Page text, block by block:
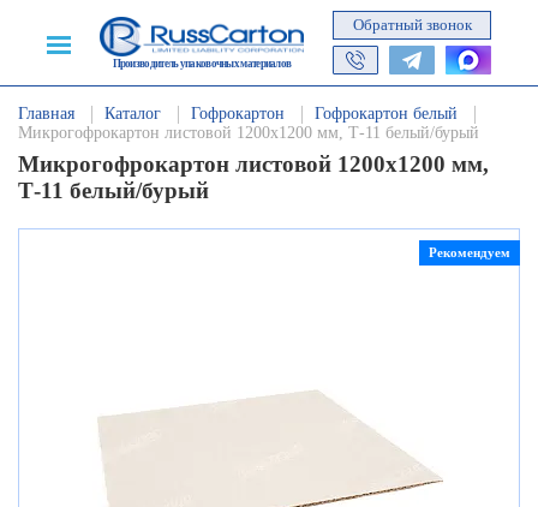
Производитель упаковочных материалов
Обратный звонок
Главная Каталог Гофрокартон
Гофрокартон белый
Микрогофрокартон листовой 1200х1200 мм, Т-11 белый/бурый
Микрогофрокартон листовой 1200х1200 мм,
Т-11 белый/бурый
Рекомендуем